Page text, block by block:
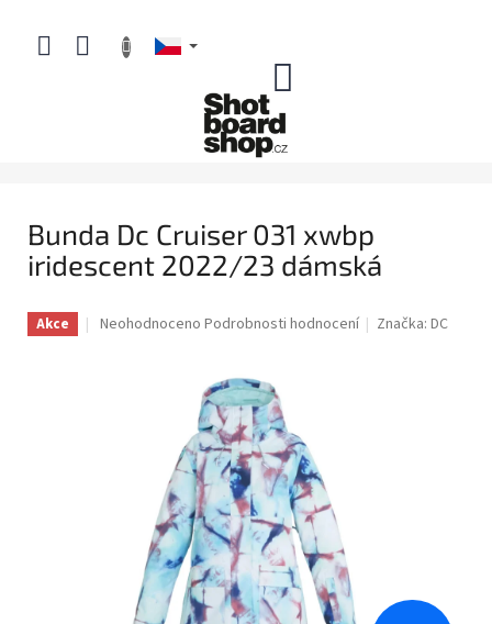
obsah
Bunda Dc Cruiser 031 xwbp
iridescent 2022/23 dámská
Akce
Průměrné
Neohodnoceno Podrobnosti hodnocení Značka:DC